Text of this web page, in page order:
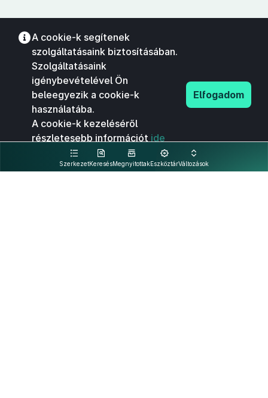
SzerkezetKeresésMegnyitottakEszköztárVáltozások
A cookie-k segítenek
szolgáltatásaink biztosításában.
Szolgáltatásaink
igénybevételével Ön
beleegyezik a cookie-k
használatába.
A cookie-k kezeléséről
részletesebb információt ide
kattintva olvashat.
Elfogadom